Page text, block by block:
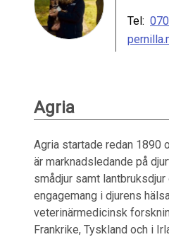
Tel:
Agria
Agria startade redan 1890
är marknadsledande på
smådjur samt
engagemang i djurens
veterinärmedicinsk
Frankrike, Tyskland och i